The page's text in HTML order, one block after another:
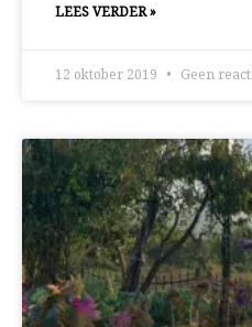
LEES VERDER »
12 oktober 2019 Geen